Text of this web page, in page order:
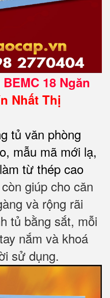
BEMC 18 Ngăn
Nhất Thị
tủ văn phòng
mẫu mã mới lạ,
từ thép cao
giúp cho căn
và rộng rãi
tủ bằng sắt, mỗi
nắm và khoá
sử dụng.